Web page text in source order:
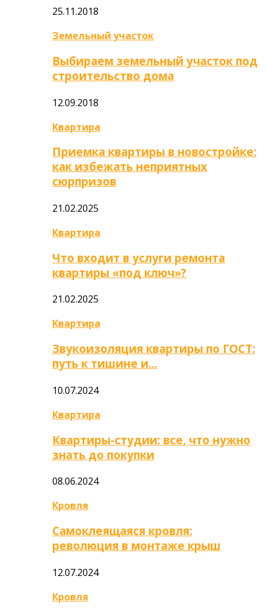
25.11.2018
Земельный участок
Выбираем земельный участок под
строительство дома
12.09.2018
Квартира
Приемка квартиры в новостройке:
как избежать неприятных
сюрпризов
21.02.2025
Квартира
Что входит в услуги ремонта
квартиры «под ключ»?
21.02.2025
Квартира
Звукоизоляция квартиры по ГОСТ:
путь к тишине и…
10.07.2024
Квартира
Квартиры-студии: все, что нужно
знать до покупки
08.06.2024
Кровля
Самоклеящаяся кровля:
революция в монтаже крыш
12.07.2024
Кровля